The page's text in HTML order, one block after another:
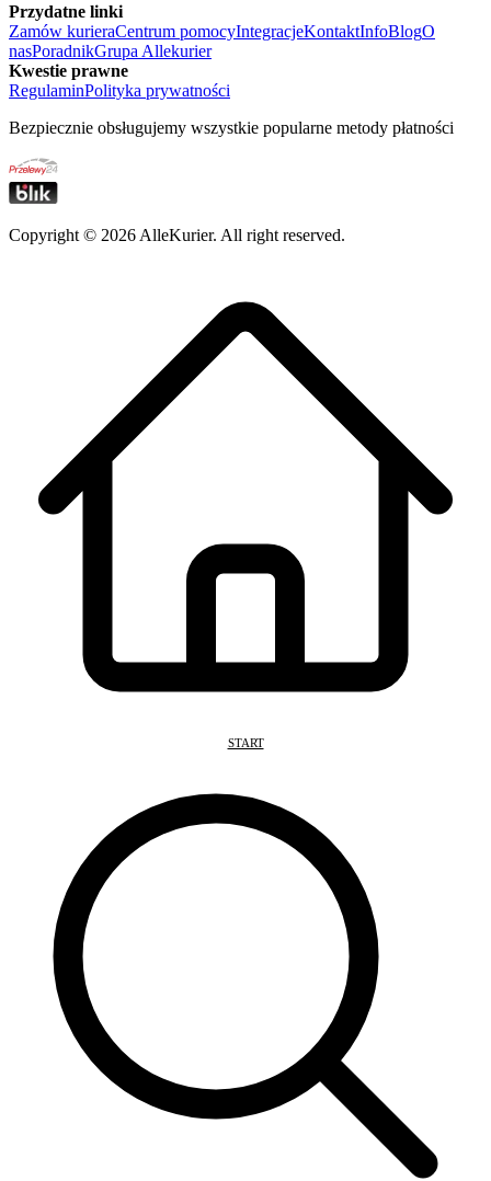
Przydatne linki
Zamów kurieraCentrum pomocyIntegracjeKontaktInfoBlogO
nasPoradnikGrupa Allekurier
Kwestie prawne
RegulaminPolityka prywatności
Bezpiecznie obsługujemy wszystkie popularne metody płatności
Copyright © 2026 AlleKurier. All right reserved.
START